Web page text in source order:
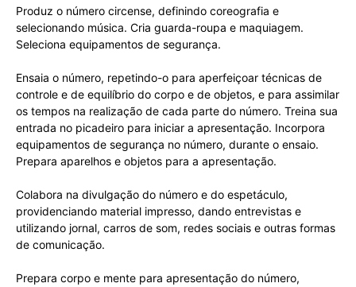
Produz o número circense, definindo coreografia e
selecionando música. Cria guarda-roupa e maquiagem.
Seleciona equipamentos de segurança.
Ensaia o número, repetindo-o para aperfeiçoar técnicas de
controle e de equilíbrio do corpo e de objetos, e para assimilar
os tempos na realização de cada parte do número. Treina sua
entrada no picadeiro para iniciar a apresentação. Incorpora
equipamentos de segurança no número, durante o ensaio.
Prepara aparelhos e objetos para a apresentação.
Colabora na divulgação do número e do espetáculo,
providenciando material impresso, dando entrevistas e
utilizando jornal, carros de som, redes sociais e outras formas
de comunicação.
Prepara corpo e mente para apresentação do número,